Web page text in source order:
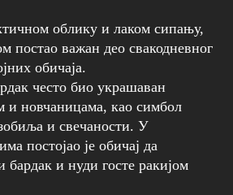
облику и лаком сипању,
постао важан део свакодневног
обичаја.
често био украшаван
и новчаницама, као симбол
и свечаности. У
постојао је обичај да
бардак и нуди госте ракијом